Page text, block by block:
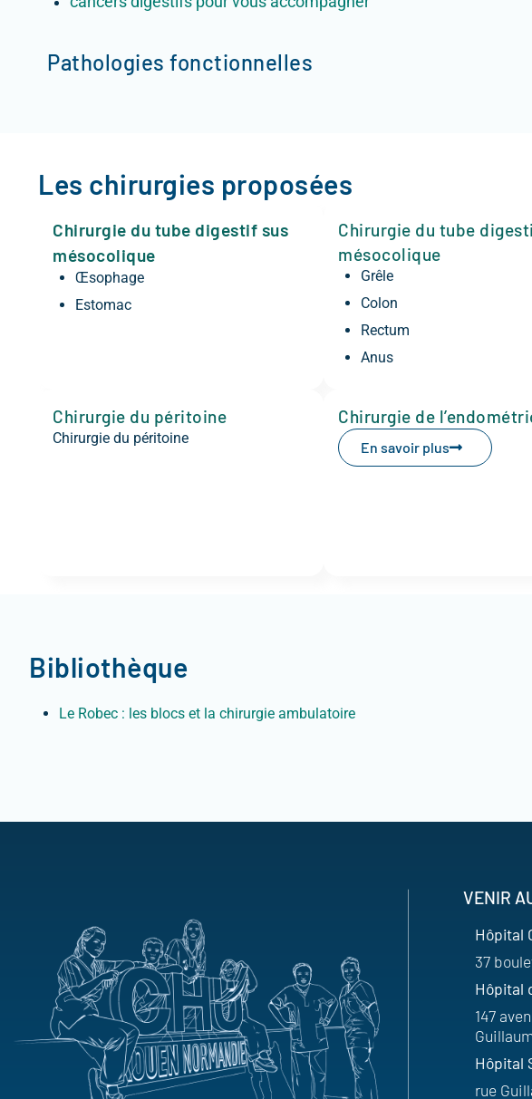
Pathologies fonctionnelles
Les chirurgies proposées
Chirurgie du tube digestif sus
mésocolique
Œsophage
Estomac
Chirurgie du tube
mésocolique
Grêle
Colon
Rectum
Anus
Chirurgie du péritoine
Chirurgie du péritoine
Chirurgie de
En savoir plus
Bibliothèque
Le Robec : les blocs et la chirurgie ambulatoire
VENIR
Hôpital
37
Hôpital
147
Hôpital
rue